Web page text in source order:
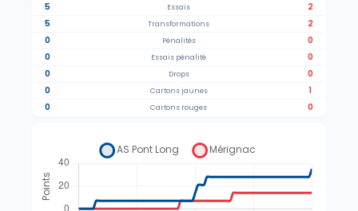
5 Essais
2
5
Transformations
2
0
Pénalités
0
0
Essais pénalité
0
0
Drops
0
0
Cartons jaunes
1
0
Cartons rouges 0